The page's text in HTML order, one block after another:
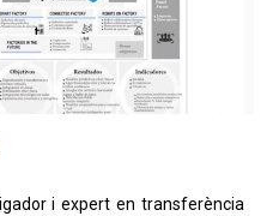
i expert en transferència